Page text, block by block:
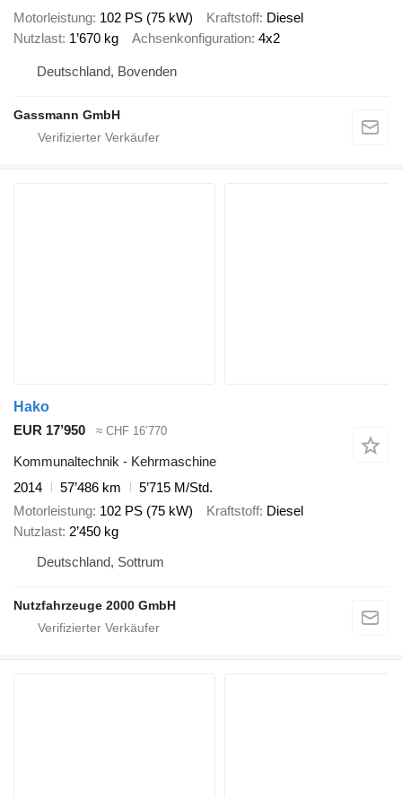
Motorleistung 102 PS (75 kW) Kraftstoff Diesel
Nutzlast 1’670 kg Achsenkonfiguration 4x2
Deutschland, Bovenden
Gassmann GmbH
Hako
EUR 17’950
≈ CHF 16’770
Kommunaltechnik - Kehrmaschine
2014
57’486 km
5’715 M/Std.
Motorleistung 102 PS (75 kW) Kraftstoff Diesel
Nutzlast 2’450 kg
Deutschland, Sottrum
Nutzfahrzeuge 2000 GmbH